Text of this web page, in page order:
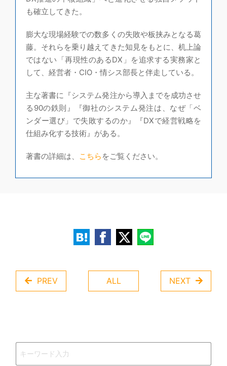
も確立してきた。
膨大な現場経験での数多くの失敗や板挟みとなる葛
藤。それらを乗り越えてきた知見をもとに、机上論
ではない「再現性のあるDX」を追求する実務家と
して、経営者・CIO・情シス部長と伴走している。
主な著書に『システム発注から導入までを成功させ
る90の鉄則』『御社のシステム発注は、なぜ「ベ
ンダー選び」で失敗するのか』『DXで経営戦略を
仕組み化する技術』がある。
著書の詳細は、 こちら をご覧ください。
PREV ALL NEXT